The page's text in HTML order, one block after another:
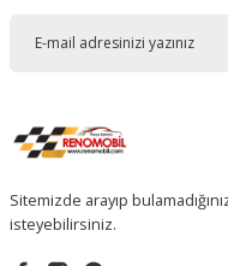
Sitemizde arayıp
isteyebilirsiniz.